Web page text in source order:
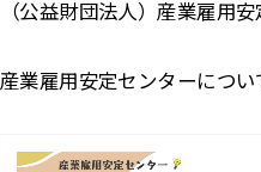
（公益財団法人）産業雇用
産業雇用安定センターについ